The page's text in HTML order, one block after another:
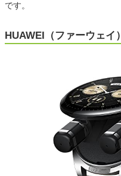
です。
HUAWEI（ファーウェイ）